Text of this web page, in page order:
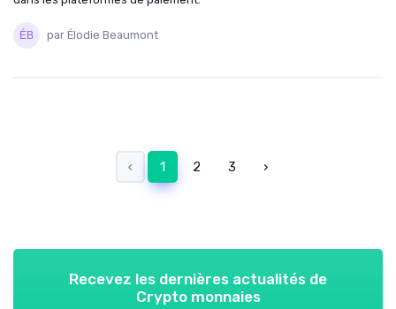
par Élodie Beaumont
‹ 1 2 3 ›
Recevez les dernières actualités de
Crypto monnaies